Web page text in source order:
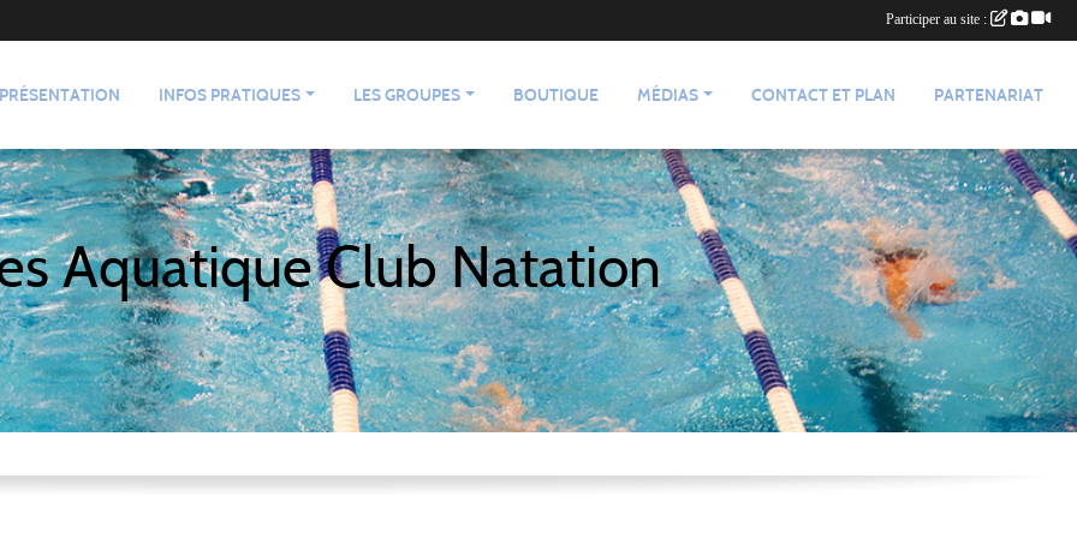
PRÉSENTATION INFOS PRATIQUES LES GROUPES BOUTIQUE MÉDIAS CONTACT ET PLAN PARTENARIAT
Aquatique Club Natation
Participer au site :